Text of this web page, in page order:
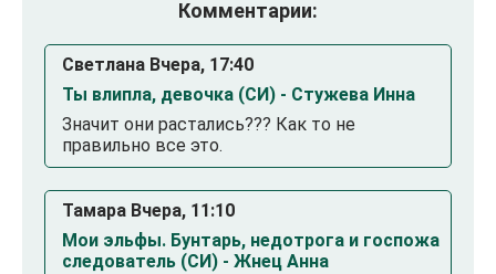
Комментарии:
Светлана Вчера, 17:40
Ты влипла, девочка (СИ) - Стужева Инна
Значит они растались??? Как то не
правильно все это.
Тамара Вчера, 11:10
Мои эльфы. Бунтарь, недотрога и госпожа
следователь (СИ) - Жнец Анна